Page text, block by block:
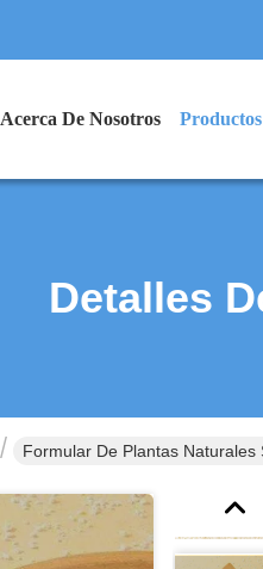
Acerca De Nosotros Productos
Detalles
Formular De Plantas